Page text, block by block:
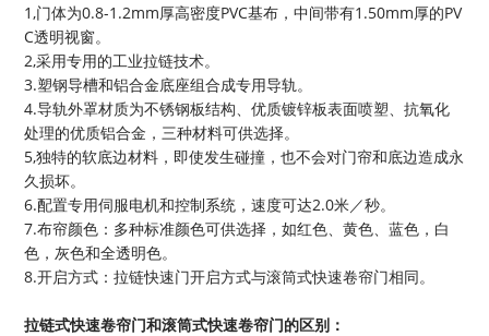
1,门体为0.8-1.2mm厚高密度PVC基布，中间带有1.50mm厚的PV
C透明视窗。
2,采用专用的工业拉链技术。
3.塑钢导槽和铝合金底座组合成专用导轨。
4.导轨外罩材质为不锈钢板结构、优质镀锌板表面喷塑、抗氧化
处理的优质铝合金，三种材料可供选择。
5,独特的软底边材料，即使发生碰撞，也不会对门帘和底边造成永
久损坏。
6.配置专用伺服电机和控制系统，速度可达2.0米／秒。
7.布帘颜色：多种标准颜色可供选择，如红色、黄色、蓝色，白
色，灰色和全透明色。
8.开启方式：拉链快速门开启方式与滚筒式快速卷帘门相同。
拉链式快速卷帘门和滚筒式快速卷帘门的区别：